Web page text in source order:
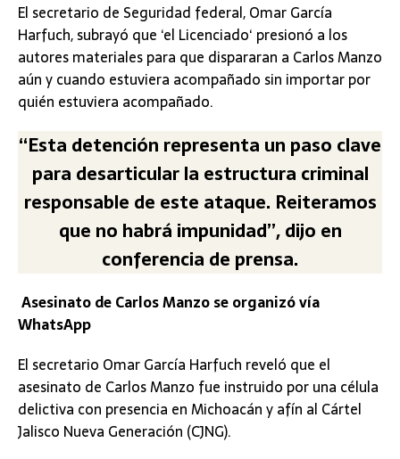
El secretario de Seguridad federal, Omar García
Harfuch, subrayó que ‘el Licenciado‘ presionó a los
autores materiales para que dispararan a Carlos Manzo
aún y cuando estuviera acompañado sin importar por
quién estuviera acompañado.
“Esta detención representa un paso clave
para desarticular la estructura criminal
responsable de este ataque. Reiteramos
que no habrá impunidad”, dijo en
conferencia de prensa.
Asesinato de Carlos Manzo se organizó vía
WhatsApp
El secretario Omar García Harfuch reveló que el
asesinato de Carlos Manzo fue instruido por una célula
delictiva con presencia en Michoacán y afín al Cártel
Jalisco Nueva Generación (CJNG).